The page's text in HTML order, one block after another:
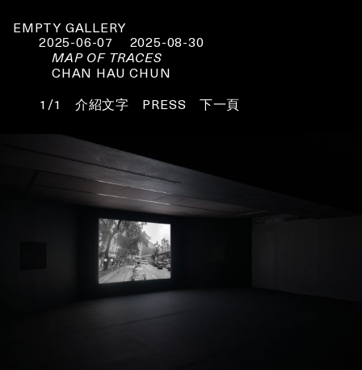
EMPTY GALLERY
2025-06-07 2025-08-30
MAP OF TRACES
CHAN HAU CHUN
1/1
介紹文字 PRESS 下一頁